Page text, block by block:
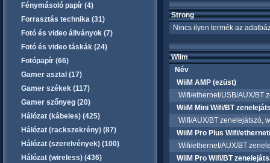
Fénymásoló papír (4)
Forrasztás technika (31)
Fotó és video állványok (7)
Fotó és video táskák (24)
Fotópapír (66)
Gamer asztal (17)
Gamer székek (117)
Gamer szőnyeg (20)
Hálózat (kábeles) (425)
Hálózat (rackszekrény) (87)
Hálózat (szerelvények) (100)
Hálózat (wireless) (436)
Strong
Nincs ilyen termék az
Wiim
Név
WiiM AMP (ezüst)
Wifi/ethernet/USB/AUX/BT
WiiM Mini Wifi/BT
Wifi/AUX/BT zenelejátszó,
WiiM Pro Plus Wifi/
Wifi/ethernet/AUX/BT
WiiM Pro Wifi/BT